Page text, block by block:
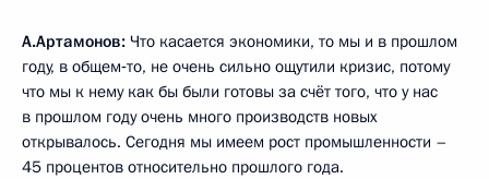
А.Артамонов: Что касается экономики, то мы и в прошлом
году, в общем‑то, не очень сильно ощутили кризис, потому
что мы к нему как бы были готовы за счёт того, что у нас
в прошлом году очень много производств новых
открывалось. Сегодня мы имеем рост промышленности –
45 процентов относительно прошлого года.